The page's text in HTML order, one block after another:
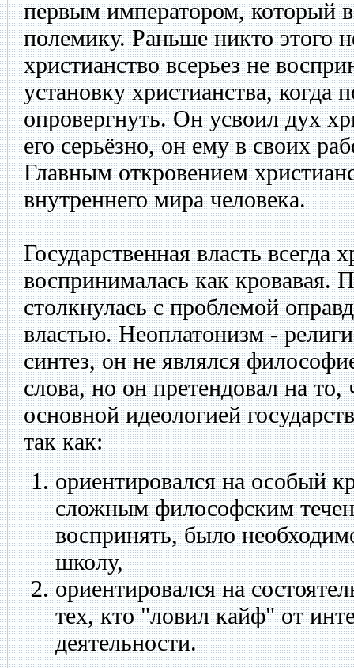
первым императором, который
полемику. Раньше никто этого
христианство всерьез не
установку христианства, когда
опровергнуть. Он усвоил дух
его серьёзно, он ему в своих
Главным откровением
внутреннего мира человека.
Государственная власть всегда
воспринималась как кровавая.
столкнулась с проблемой
властью. Неоплатонизм -
синтез, он не являлся
слова, но он претендовал на
основной идеологией
так как:
ориентировался на особый
сложным философским
воспринять, было
школу,
ориентировался на
тех, кто "ловил кайф" от
деятельности.